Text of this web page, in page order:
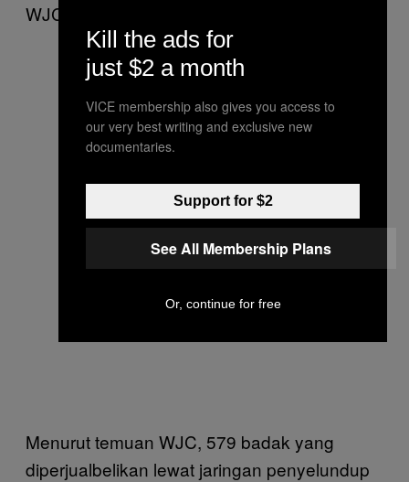
WJC, melalui
Menurut temuan WJC, 579 badak yang
diperjualbelikan lewat jaringan penyelundup
Kill the ads for
just $2 a month
VICE membership also gives you access to
our very best writing and exclusive new
documentaries.
Support for $2
See All Membership Plans
Or, continue for free